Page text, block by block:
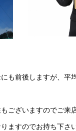
も前後しますが、平
ございますのでご来
ますのでお持ち下さい